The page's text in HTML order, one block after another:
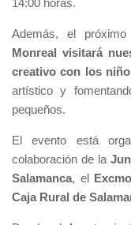
14:00 horas.
Además, el próximo
Monreal visitará
creativo con los
artístico y
pequeños.
El evento está
colaboración de la
Salamanca, el
Caja Rural de